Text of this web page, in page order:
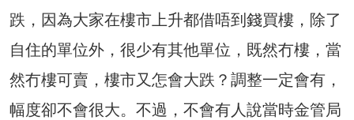
跌，因為大家在樓市上升都借唔到錢買樓，除了
自住的單位外，很少有其他單位，既然冇樓，當
然冇樓可賣，樓市又怎會大跌？調整一定會有，
幅度卻不會很大。不過，不會有人說當時金管局